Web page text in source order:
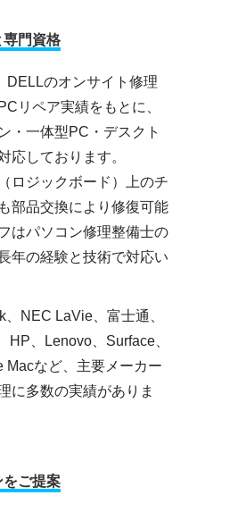
専門資格
DELLのオンサイト修理
リペア実績をもとに、
・一体型PC・デスクト
応しております。
ロジックボード）上のチ
部品交換により修復可能
はパソコン修理整備士の
年の経験と技術で対応い
NEC LaVie、富士通、
HP、Lenovo、Surface、
Macなど、主要メーカー
に多数の実績がありま
ご提案